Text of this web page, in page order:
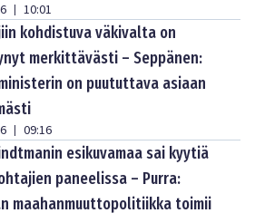
| 10:01
kohdistuva väkivalta on
merkittävästi – Seppänen:
on puututtava asiaan
| 09:16
esikuvamaa sai kyytiä
paneelissa – Purra:
maahanmuuttopolitiikka toimii